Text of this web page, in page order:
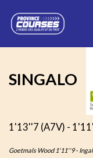
SINGALO
1'13''7 (A7V) -
Goetmals Wood 1'11''9 -